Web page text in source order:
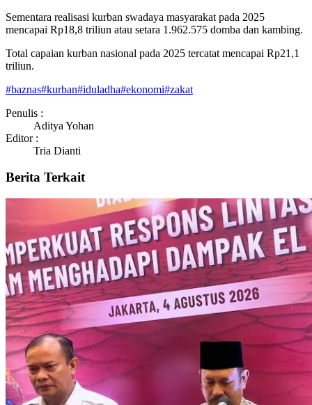
Sementara realisasi kurban swadaya masyarakat pada 2025
mencapai Rp18,8 triliun atau setara 1.962.575 domba dan kambing.
Total capaian kurban nasional pada 2025 tercatat mencapai Rp21,1
triliun.
#baznas#kurban#iduladha#ekonomi#zakat
Penulis :
Aditya Yohan
Editor :
Tria Dianti
Berita Terkait